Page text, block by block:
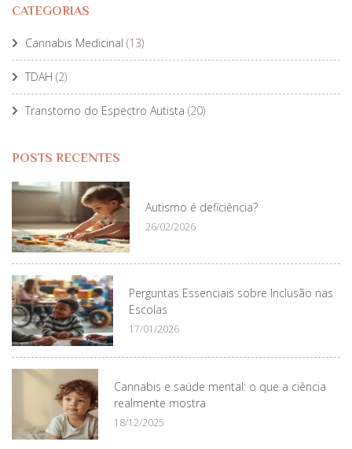
CATEGORIAS
Cannabis Medicinal (13)
TDAH (2)
Transtorno do Espectro Autista (20)
POSTS RECENTES
Autismo é deficiência?
26/02/2026
Perguntas Essenciais sobre Inclusão nas
Escolas
17/01/2026
Cannabis e saúde mental: o que a ciência
realmente mostra
18/12/2025